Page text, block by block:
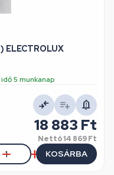
5 munkanap
18 883 Ft
Nettó14 869 Ft
KOSÁRBA